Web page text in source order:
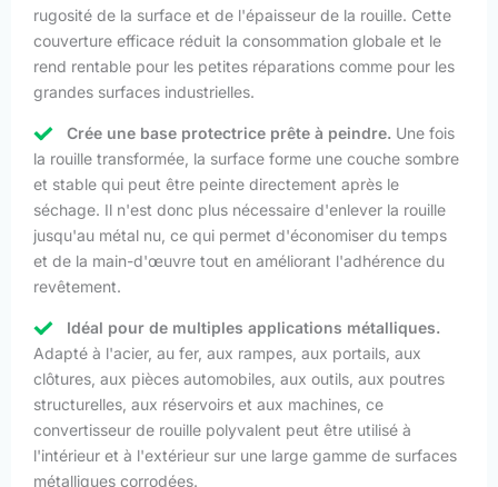
rugosité de la surface et de l'épaisseur de la rouille. Cette
couverture efficace réduit la consommation globale et le
rend rentable pour les petites réparations comme pour les
grandes surfaces industrielles.
Crée une base protectrice prête à peindre. Une fois
la rouille transformée, la surface forme une couche sombre
et stable qui peut être peinte directement après le
séchage. Il n'est donc plus nécessaire d'enlever la rouille
jusqu'au métal nu, ce qui permet d'économiser du temps
et de la main-d'œuvre tout en améliorant l'adhérence du
revêtement.
Idéal pour de multiples applications métalliques.
Adapté à l'acier, au fer, aux rampes, aux portails, aux
clôtures, aux pièces automobiles, aux outils, aux poutres
structurelles, aux réservoirs et aux machines, ce
convertisseur de rouille polyvalent peut être utilisé à
l'intérieur et à l'extérieur sur une large gamme de surfaces
métalliques corrodées.